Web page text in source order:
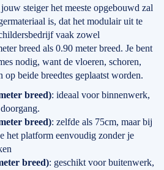
steiger het meeste opgebouwd zal
is, dat het modulair uit te
vaak zowel
breed als 0.90 meter breed. Je bent
nodig, want de vloeren, schoren,
beide breedtes geplaatst worden.
breed): ideaal voor binnenwerk,
breed): zelfde als 75cm, maar bij
het platform eenvoudig zonder je
breed): geschikt voor buitenwerk,